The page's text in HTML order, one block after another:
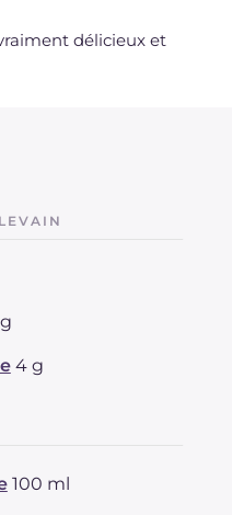
délicieux et
4 g
100 ml